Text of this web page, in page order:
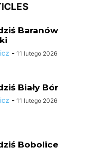
Baranów
- 11 lutego 2026
Biały Bór
- 11 lutego 2026
Bobolice